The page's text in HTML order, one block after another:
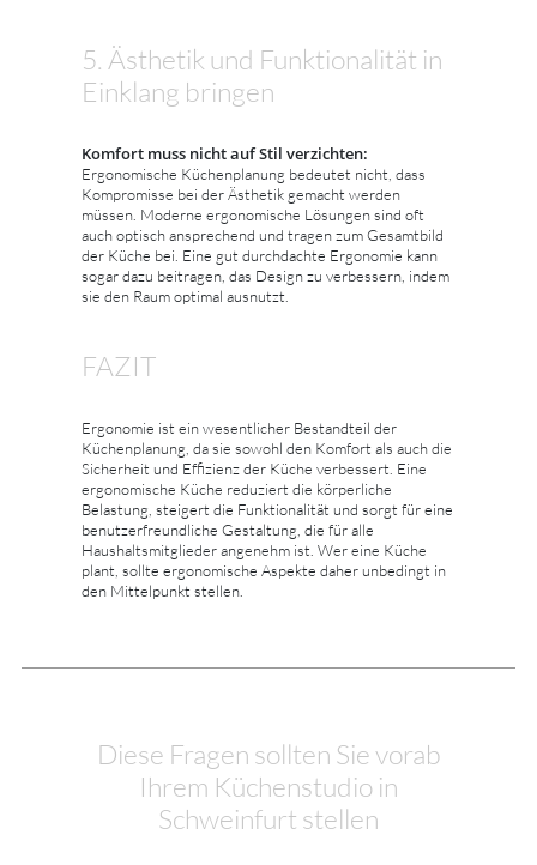
5. Ästhetik und Funktionalität in
Einklang bringen
Komfort muss nicht auf Stil verzichten:
Ergonomische Küchenplanung bedeutet nicht, dass
Kompromisse bei der Ästhetik gemacht werden
müssen. Moderne ergonomische Lösungen sind oft
auch optisch ansprechend und tragen zum Gesamtbild
der Küche bei. Eine gut durchdachte Ergonomie kann
sogar dazu beitragen, das Design zu verbessern, indem
sie den Raum optimal ausnutzt.
FAZIT
Ergonomie ist ein wesentlicher Bestandteil der
Küchenplanung, da sie sowohl den Komfort als auch die
Sicherheit und Effizienz der Küche verbessert. Eine
ergonomische Küche reduziert die körperliche
Belastung, steigert die Funktionalität und sorgt für eine
benutzerfreundliche Gestaltung, die für alle
Haushaltsmitglieder angenehm ist. Wer eine Küche
plant, sollte ergonomische Aspekte daher unbedingt in
den Mittelpunkt stellen.
Diese Fragen sollten Sie vorab
Ihrem Küchenstudio in
Schweinfurt stellen